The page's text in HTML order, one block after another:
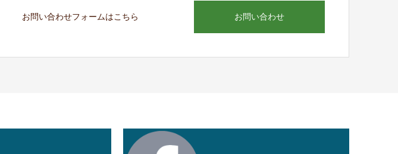
お問い合わせフォームはこちら お問い合わせ